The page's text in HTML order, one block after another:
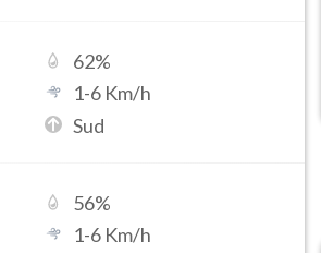
62%
1-6 Km/h
Sud
56%
1-6 Km/h